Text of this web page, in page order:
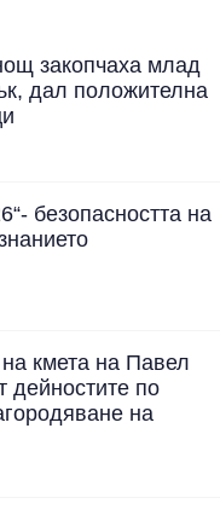
закопчаха млад
дал положителна
безопасността на
кмета на Павел
дейностите по
на